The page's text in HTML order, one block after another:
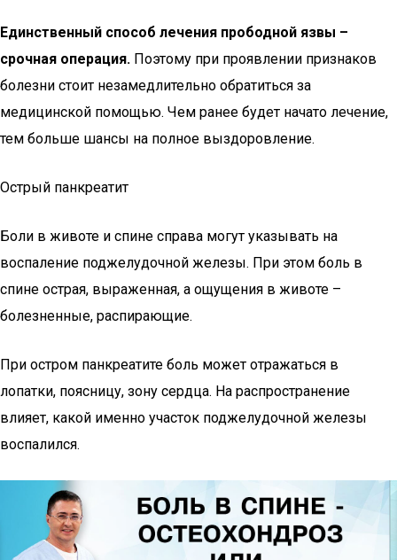
Единственный способ лечения прободной язвы –
срочная операция. Поэтому при проявлении признаков
болезни стоит незамедлительно обратиться за
медицинской помощью. Чем ранее будет начато лечение,
тем больше шансы на полное выздоровление.
Острый панкреатит
Боли в животе и спине справа могут указывать на
воспаление поджелудочной железы. При этом боль в
спине острая, выраженная, а ощущения в животе –
болезненные, распирающие.
При остром панкреатите боль может отражаться в
лопатки, поясницу, зону сердца. На распространение
влияет, какой именно участок поджелудочной железы
воспалился.